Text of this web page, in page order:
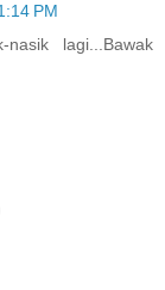
PM
lagi...Bawak